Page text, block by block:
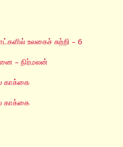
உலகைச் சுற்றி – 6
– நிர்மலன்
காக்கை
காக்கை